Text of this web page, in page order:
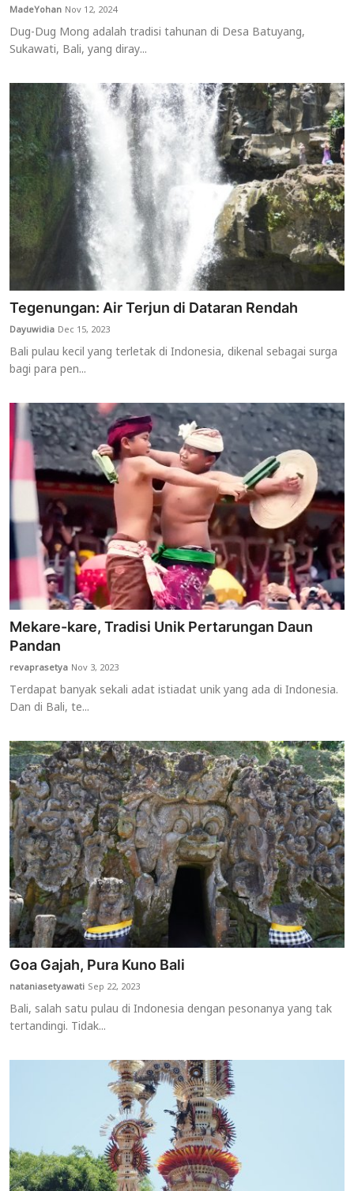
MadeYohan Nov 12, 2024
Dug-Dug Mong adalah tradisi tahunan di Desa Batuyang,
Sukawati, Bali, yang diray...
Tegenungan: Air Terjun di Dataran Rendah
Dayuwidia Dec 15, 2023
Bali pulau kecil yang terletak di Indonesia, dikenal sebagai surga
bagi para pen...
Mekare-kare, Tradisi Unik Pertarungan Daun
Pandan
revaprasetya Nov 3, 2023
Terdapat banyak sekali adat istiadat unik yang ada di Indonesia.
Dan di Bali, te...
Goa Gajah, Pura Kuno Bali
nataniasetyawati Sep 22, 2023
Bali, salah satu pulau di Indonesia dengan pesonanya yang tak
tertandingi. Tidak...